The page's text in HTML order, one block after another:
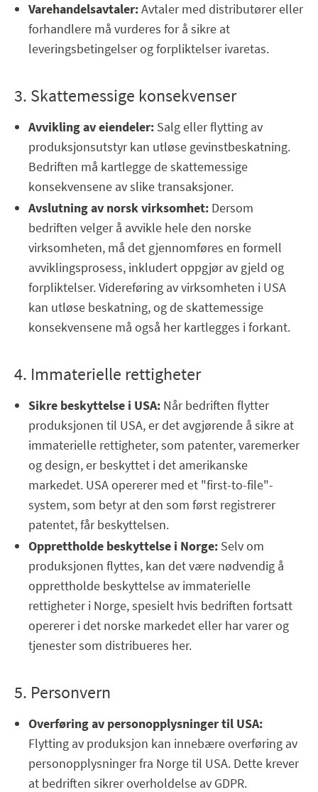
Varehandelsavtaler:Avtaler med distributører eller
forhandlere må vurderes for å sikre at
leveringsbetingelser og forpliktelser ivaretas.
3. Skattemessige konsekvenser
Avvikling av eiendeler: Salg eller flytting av
produksjonsutstyr kan utløse gevinstbeskatning.
Bedriften må kartlegge de skattemessige
konsekvensene av slike transaksjoner.
Avslutning av norsk virksomhet: Dersom
bedriften velger å avvikle hele den norske
virksomheten, må det gjennomføres en formell
avviklingsprosess, inkludert oppgjør av gjeld og
forpliktelser. Videreføring av virksomheten i USA
kan utløse beskatning, og de skattemessige
konsekvensene må også her kartlegges i forkant.
4. Immaterielle rettigheter
Sikre beskyttelse i USA: Når bedriften flytter
produksjonen til USA, er det avgjørende å sikre at
immaterielle rettigheter, som patenter, varemerker
og design, er beskyttet i det amerikanske
markedet. USA opererer med et "first-to-file"-
system, som betyr at den som først registrerer
patentet, får beskyttelsen.
Opprettholde beskyttelse i Norge: Selv om
produksjonen flyttes, kan det være nødvendig å
opprettholde beskyttelse av immaterielle
rettigheter i Norge, spesielt hvis bedriften fortsatt
opererer i det norske markedet eller har varer og
tjenester som distribueres her.
5. Personvern
Overføring av personopplysninger til USA:
Flytting av produksjon kan innebære overføring av
personopplysninger fra Norge til USA. Dette krever
at bedriften sikrer overholdelse av GDPR.